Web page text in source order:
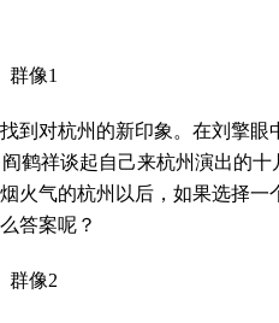
对杭州的新印象。在刘擎眼
鹤祥谈起自己来杭州演出的
火气的杭州以后，如果选择一
答案呢？